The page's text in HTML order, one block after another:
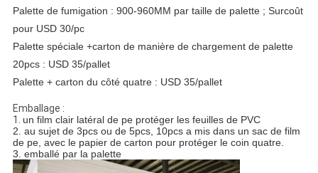
Palette de fumigation : 900-960MM par taille de palette ; Surcoût
pour USD 30/pc
Palette spéciale +carton de manière de chargement de palette
20pcs : USD 35/pallet
Palette + carton du côté quatre : USD 35/pallet
Emballage :
1. un film clair latéral de pe protéger les feuilles de PVC
2. au sujet de 3pcs ou de 5pcs, 10pcs a mis dans un sac de film
de pe, avec le papier de carton pour protéger le coin quatre.
3. emballé par la palette